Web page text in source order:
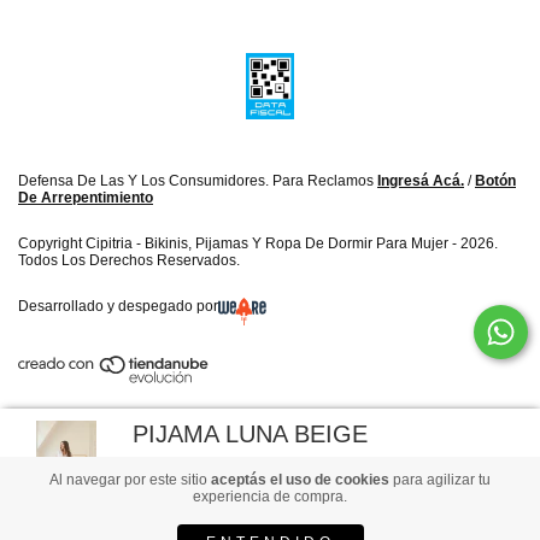
Al navegar por este sitio aceptás el uso de cookies para agilizar tu
experiencia de compra.
PIJAMA LUNA BEIGE
$120.000
Defensa De Las Y Los Consumidores. Para Reclamos Ingresá Acá. / Botón
De Arrepentimiento
Copyright Cipitria - Bikinis, Pijamas Y Ropa De Dormir Para Mujer - 2026.
Todos Los Derechos Reservados.
Desarrollado y despegado por